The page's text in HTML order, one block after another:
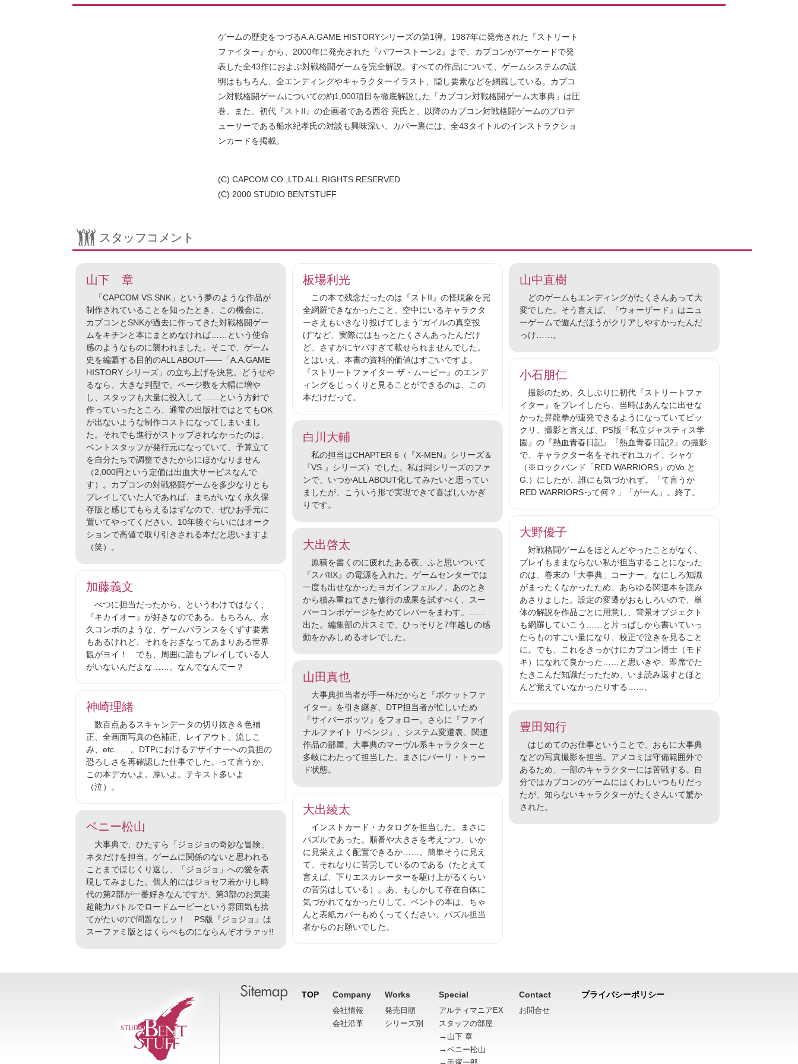
ゲームの歴史をつづるA.A.GAME HISTORYシリーズの第1弾。1987年に発売された『ストリート
ファイター』から、2000年に発売された『パワーストーン2』まで、カプコンがアーケードで発
表した全43作におよぶ対戦格闘ゲームを完全解説。すべての作品について、ゲームシステムの説
明はもちろん、全エンディングやキャラクターイラスト、隠し要素などを網羅している。カプコ
ン対戦格闘ゲームについての約1,000項目を徹底解説した「カプコン対戦格闘ゲーム大事典」は圧
巻。また、初代『ストII』の企画者である西谷 亮氏と、以降のカプコン対戦格闘ゲームのプロデ
ューサーである船水紀孝氏の対談も興味深い。カバー裏には、全43タイトルのインストラクショ
ンカードを掲載。
(C) CAPCOM CO.,LTD ALL RIGHTS RESERVED.
(C) 2000 STUDIO BENTSTUFF
スタッフコメント
山下 章
「CAPCOM VS.SNK」という夢のような作品が
制作されていることを知ったとき、この機会に、
カプコンとSNKが過去に作ってきた対戦格闘ゲー
ムをキチンと本にまとめなければ……という使命
感のようなものに襲われました。そこで、ゲーム
史を編纂する目的のALL ABOUT――「A.A.GAME
HISTORY シリーズ」の立ち上げを決意。どうせや
るなら、大きな判型で、ページ数を大幅に増や
し、スタッフも大量に投入して……という方針で
作っていったところ、通常の出版社ではとてもOK
が出ないような制作コストになってしまいまし
た。それでも進行がストップされなかったのは、
ベントスタッフが発行元になっていて、予算立て
を自分たちで調整できたからにほかなりません
（2,000円という定価は出血大サービスなんで
す）。カプコンの対戦格闘ゲームを多少なりとも
プレイしていた人であれば、まちがいなく永久保
存版と感じてもらえるはずなので、ぜひお手元に
置いてやってください。10年後ぐらいにはオーク
ションで高値で取り引きされる本だと思いますよ
（笑）。
板場利光
この本で残念だったのは『ストII』の怪現象を完
全網羅できなかったこと。空中にいるキャラクタ
ーさえもいきなり投げてしまう“ガイルの真空投
げ”など、実際にはもっとたくさんあったんだけ
ど、さすがにヤバすぎて載せられませんでした。
とはいえ、本書の資料的価値はすごいですよ。
『ストリートファイター ザ・ムービー』のエンデ
ィングをじっくりと見ることができるのは、この
本だけだって。
山中直樹
どのゲームもエンディングがたくさんあって大
変でした。そう言えば、『ウォーザード』はニュ
ーゲームで遊んだほうがクリアしやすかったんだ
っけ……。
小石朋仁
撮影のため、久しぶりに初代『ストリートファ
イター』をプレイしたら、当時はあんなに出せな
かった昇龍拳が連発できるようになっていてビッ
クリ。撮影と言えば、PS版『私立ジャスティス学
園』の『熱血青春日記』『熱血青春日記2』の撮影
で、キャラクター名をそれぞれユカイ、シャケ
（※ロックバンド「RED WARRIORS」のVo.と
G.）にしたが、誰にも気づかれず。「て言うか
RED WARRIORSって何？」「がーん」。終了。
白川大輔
私の担当はCHAPTER 6（『X-MEN』シリーズ＆
『VS.』シリーズ）でした。私は同シリーズのファ
ンで、いつかALL ABOUT化してみたいと思ってい
ましたが、こういう形で実現できて喜ばしいかぎ
りです。
大野優子
対戦格闘ゲームをほとんどやったことがなく、
プレイもままならない私が担当することになった
のは、巻末の「大事典」コーナー。なにしろ知識
がまったくなかったため、あらゆる関連本を読み
あさりました。設定の変遷がおもしろいので、単
体の解説を作品ごとに用意し、背景オブジェクト
も網羅していこう……と片っぱしから書いていっ
たらものすごい量になり、校正で泣きを見ること
に。でも、これをきっかけにカプコン博士（モド
キ）になれて良かった……と思いきや、即席でた
たきこんだ知識だったため、いま読み返すとほと
んど覚えていなかったりする……。
大出啓太
原稿を書くのに疲れたある夜、ふと思いついて
『スパIIX』の電源を入れた。ゲームセンターでは
一度も出せなかったヨガインフェルノ。あのとき
から積み重ねてきた修行の成果を試すべく、スー
バーコンボゲージをためてレバーをまわす。……
出た。編集部の片スミで、ひっそりと7年越しの感
動をかみしめるオレでした。
加藤義文
べつに担当だったから、というわけではなく、
『キカイオー』が好きなのである。もちろん、永
久コンボのような、ゲームバランスをくずす要素
もあるけれど、それをおぎなってあまりある世界
観がヨイ！ でも、周囲に誰もプレイしている人
がいないんだよな……。なんでなんでー？
山田真也
大事典担当者が手一杯だからと『ポケットファ
イター』を引き継ぎ、DTP担当者が忙しいため
『サイバーボッツ』をフォロー。さらに『ファイ
ナルファイト リベンジ』、システム変遷表、関連
作品の部屋、大事典のマーヴル系キャラクターと
多岐にわたって担当した。まさにバーリ・トゥー
ド状態。
神崎理緒
数百点あるスキャンデータの切り抜き＆色補
正、全画面写真の色補正、レイアウト、流しこ
み、etc……。DTPにおけるデザイナーへの負担の
恐ろしさを再確認した仕事でした。って言うか、
この本デカいよ。厚いよ。テキスト多いよ
（泣）。
豊田知行
はじめてのお仕事ということで、おもに大事典
などの写真撮影を担当。アメコミは守備範囲外で
あるため、一部のキャラクターには苦戦する。自
分ではカプコンのゲームにはくわしいつもりだっ
たが、知らないキャラクターがたくさんいて驚か
された。
大出綾太
インストカード・カタログを担当した。まさに
パズルであった。順番や大きさを考えつつ、いか
に見栄えよく配置できるか……。簡単そうに見え
て、それなりに苦労しているのである（たとえて
言えば、下りエスカレーターを駆け上がるくらい
の苦労はしている）。あ、もしかして存在自体に
気づかれてなかったりして。ベントの本は、ちゃ
んと表紙カバーもめくってください。パズル担当
者からのお願いでした。
ベニー松山
大事典で、ひたすら「ジョジョの奇妙な冒険」
ネタだけを担当。ゲームに関係のないと思われる
ことまでほじくり返し、「ジョジョ」への愛を表
現してみました。個人的にはジョセフ若かりし時
代の第2部が一番好きなんですが、第3部のお気楽
超能力バトルでロードムービーという雰囲気も捨
てがたいので問題なしッ！ PS版『ジョジョ』は
スーファミ版とはくらべものにならんぞオラァッ!!
TOP Company
会社情報
会社沿革
Works
発売日順
シリーズ別
Special
アルティマニアEX
スタッフの部屋
→ 山下 章
→ ベニー松山
Contact
お問合せ
プライバシーポリシー